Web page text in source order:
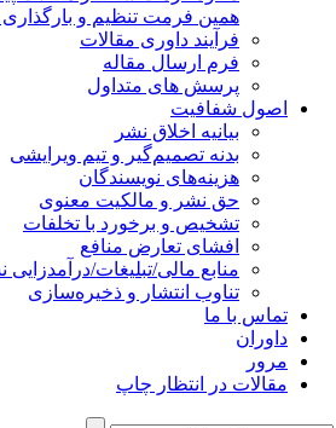
همین فرمت تنظیم و بارگذاری
فرآیند داوری مقالات
فرم ارسال مقاله
پرسش های متداول
اصول شفافیت
بیانیه اخلاق نشر
بدنه تصمیم‌گیر و تیم ویرایشی
هزینه‌های نویسندگان
حق نشر و مالکیت معنوی
تشخیص و برخورد با تخلفات
افشای تعارض منافع
منابع مالی/تبلیغات/درآمدزایی
تناوب انتشار و ذخیره‌سازی
تماس با ما
داوران
مرور
مقالات در انتظار چاپ